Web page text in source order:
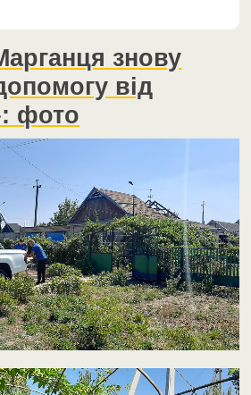
знову
від
фото